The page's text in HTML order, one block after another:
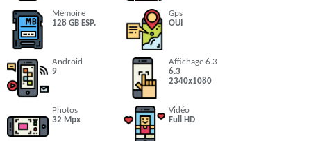
Mémoire
128 GB ESP.
Gps
OUI
Android
9
Affichage 6.3
6.3
2340x1080
Photos
32 Mpx
Vidéo
Full HD